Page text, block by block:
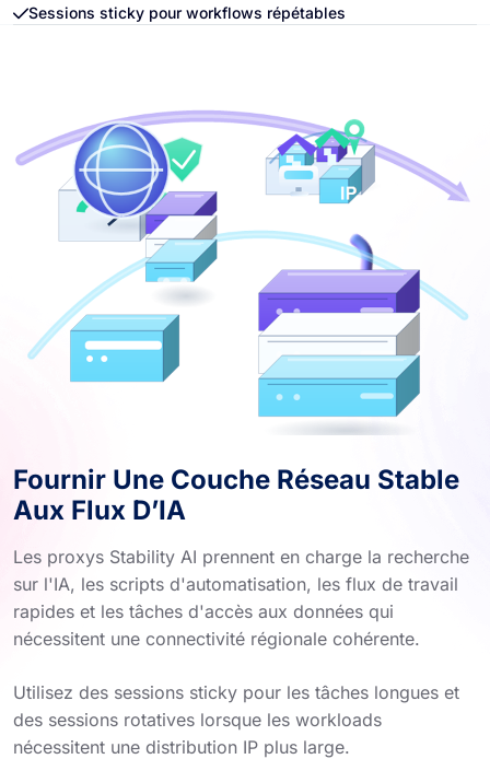
Sessions sticky pour workflows répétables
Fournir Une Couche Réseau Stable
Aux Flux D’IA
Les proxys Stability AI prennent en charge la recherche
sur l'IA, les scripts d'automatisation, les flux de travail
rapides et les tâches d'accès aux données qui
nécessitent une connectivité régionale cohérente.
Utilisez des sessions sticky pour les tâches longues et
des sessions rotatives lorsque les workloads
nécessitent une distribution IP plus large.